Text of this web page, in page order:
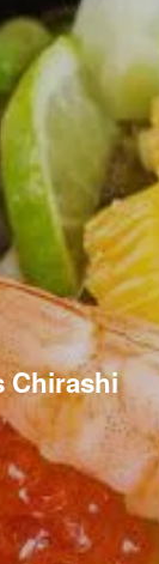
Chirashi